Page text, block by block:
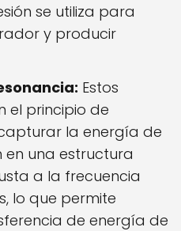
se utiliza para
y producir
Estos
el principio de
la energía de
en una estructura
a la frecuencia
lo que permite
de energía de